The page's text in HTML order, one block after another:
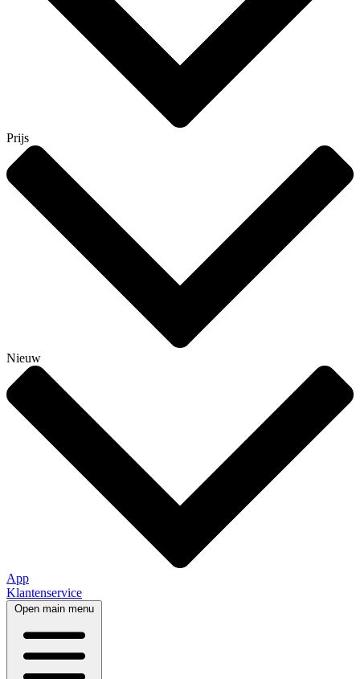
Prijs
Nieuw
App
Klantenservice
Open main menu